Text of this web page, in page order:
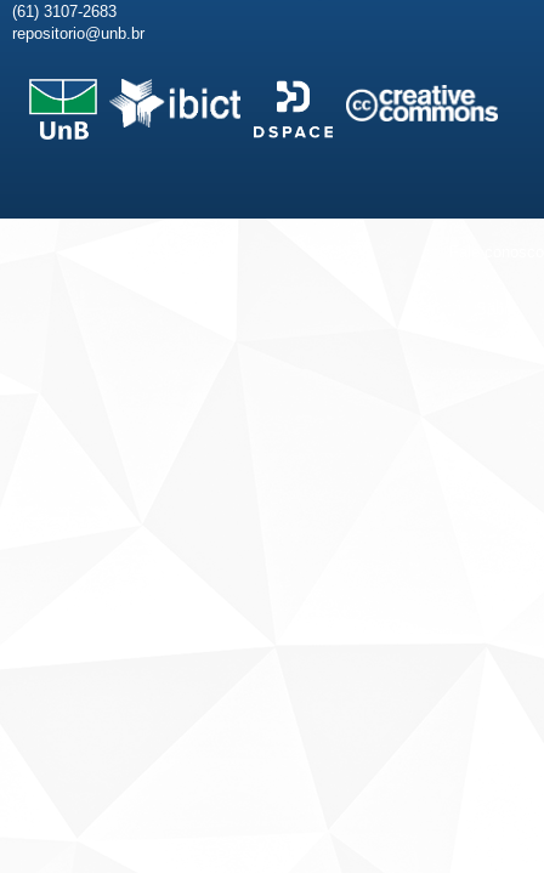
(61) 3107-2683
repositorio@unb.br